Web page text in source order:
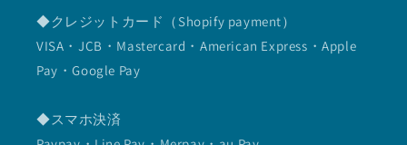
◆クレジットカード（Shopify payment）
VISA・JCB・Mastercard・American Express・Apple
Pay・Google Pay
◆スマホ決済